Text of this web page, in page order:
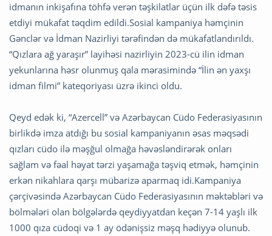
idmanın inkişafına töhfə verən təşkilatlar üçün ilk dəfə təsis
etdiyi mükafat təqdim edildi.Sosial kampaniya həmçinin
Gənclər və İdman Nazirliyi tərəfindən də mükafatlandırıldı.
“Qızlara ağ yaraşır” layihəsi nazirliyin 2023-cü ilin idman
yekunlarına həsr olunmuş qala mərasimində “İlin ən yaxşı
idman filmi” kateqoriyası üzrə ikinci oldu.
Qeyd edək ki, “Azercell” və Azərbaycan Cüdo Federasiyasının
birlikdə imza atdığı bu sosial kampaniyanın əsas məqsədi
qızları cüdo ilə məşğul olmağa həvəsləndirərək onları
sağlam və fəal həyat tərzi yaşamağa təşviq etmək, həmçinin
erkən nikahlara qarşı mübarizə aparmaq idi.Kampaniya
çərçivəsində Azərbaycan Cüdo Federasiyasının məktəbləri və
bölmələri olan bölgələrdə qeydiyyatdan keçən 7-14 yaşlı ilk
1000 qıza cüdoqi və 1 ay ödənişsiz məşq hədiyyə olunub.